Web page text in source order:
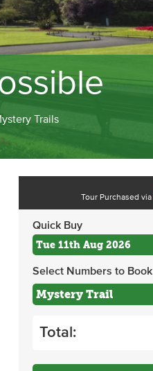
Trails
Tour Purchased via
Quick Buy
Select Numbers to Book
Mystery Trail
Total: